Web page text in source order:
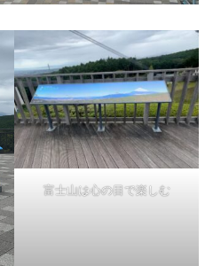
富士山は心の目で楽しむ